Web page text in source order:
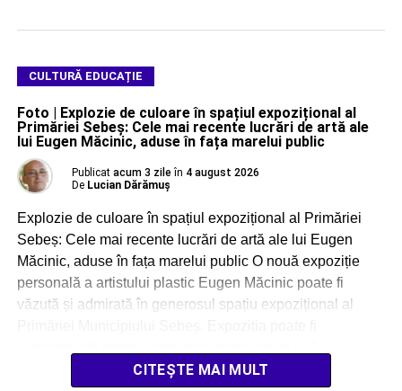
CULTURĂ EDUCAȚIE
Foto | Explozie de culoare în spațiul expozițional al
Primăriei Sebeș: Cele mai recente lucrări de artă ale
lui Eugen Măcinic, aduse în fața marelui public
Publicat acum 3 zile în 4 august 2026
De Lucian Dărămuș
Explozie de culoare în spațiul expozițional al Primăriei
Sebeș: Cele mai recente lucrări de artă ale lui Eugen
Măcinic, aduse în fața marelui public O nouă expoziție
personală a artistului plastic Eugen Măcinic poate fi
văzută și admirată în generosul spațiu expozițional al
CITEȘTE MAI MULT